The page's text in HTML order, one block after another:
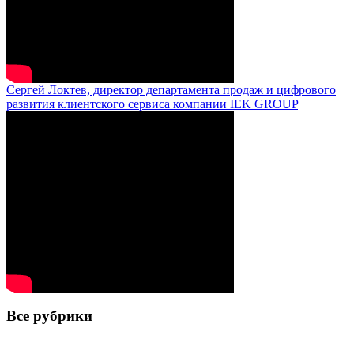
Сергей Локтев, директор департамента продаж и цифрового
развития клиентского сервиса компании IEK GROUP
Все рубрики